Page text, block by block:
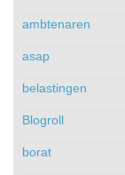
ambtenaren
asap
belastingen
Blogroll
borat